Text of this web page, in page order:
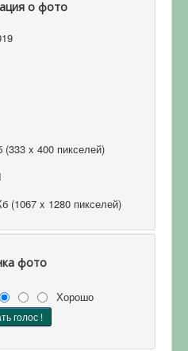
о фото
(333 x 400 пикселей)
(1067 x 1280 пикселей)
фото
Хорошо